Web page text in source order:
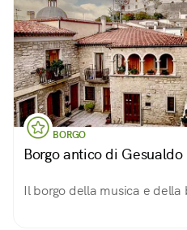
BORGO
Borgo antico di Gesualdo
Il borgo della musica e della